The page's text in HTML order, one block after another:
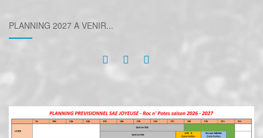
PLANNING 2027 A VENIR...